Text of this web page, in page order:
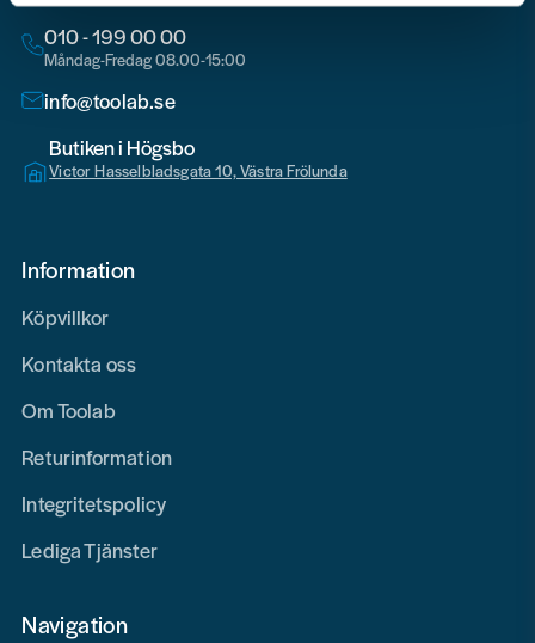
010 - 199 00 00
Måndag-Fredag 08.00-15:00
info@toolab.se
Butiken i Högsbo
Victor Hasselbladsgata 10, Västra Frölunda
Information
Köpvillkor
Kontakta oss
Om Toolab
Returinformation
Integritetspolicy
Lediga Tjänster
Navigation